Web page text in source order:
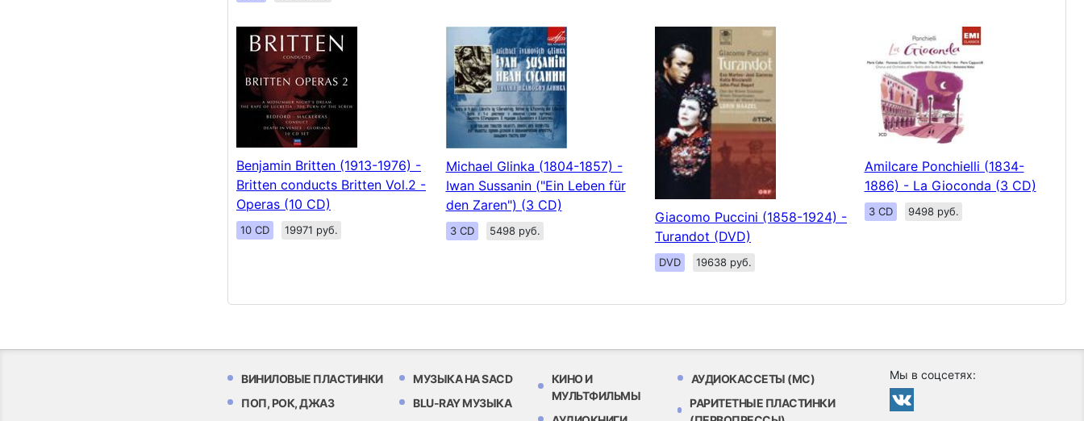
Benjamin Britten (1913-1976) -
Britten conducts Britten Vol.2 -
Operas (10 CD)
10 CD 19971 руб.
Michael Glinka (1804-1857) -
Iwan Sussanin ("Ein Leben für
den Zaren") (3 CD)
3 CD 5498 руб.
Giacomo Puccini (1858-1924) -
Turandot (DVD)
DVD 19638 руб.
Amilcare Ponchielli (1834-
1886) - La Gioconda (3 CD)
3 CD 9498 руб.
ВИНИЛОВЫЕ ПЛАСТИНКИ
ПОП, РОК, ДЖАЗ
МУЗЫКА НА SACD
BLU-RAY МУЗЫКА
КИНО И
МУЛЬТФИЛЬМЫ
АУДИОКАССЕТЫ (MC)
РАРИТЕТНЫЕ ПЛАСТИНКИ
Мы в соцсетях: